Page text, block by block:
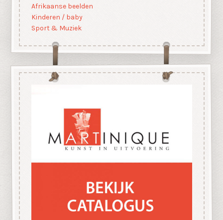
Afrikaanse beelden
Kinderen / baby
Sport & Muziek